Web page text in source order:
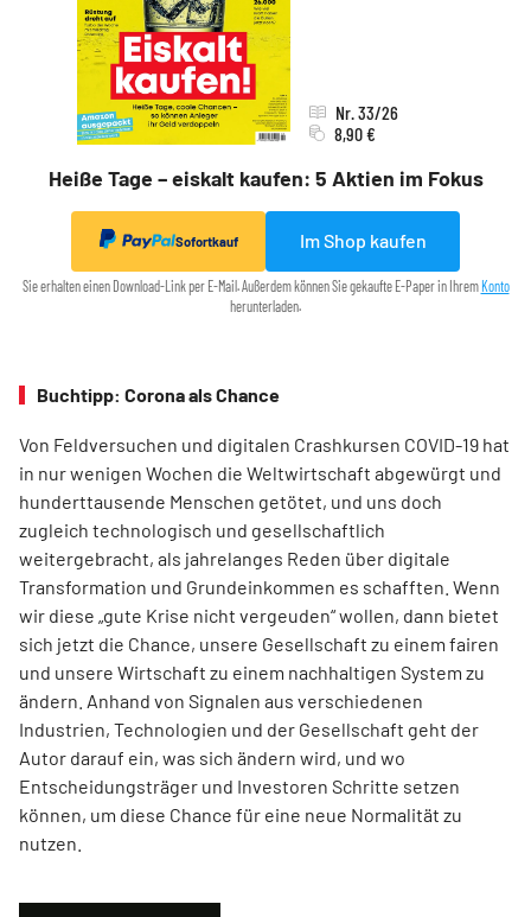
Heiße Tage – eiskalt kaufen: 5 Aktien im Fokus
Nr. 33/26
8,90 €
Sofortkauf Im Shop kaufen
Sie erhalten einen Download-Link per E-Mail. Außerdem können Sie gekaufte E-Paper in IhremKonto
herunterladen.
Buchtipp: Corona als Chance
Von Feldversuchen und digitalen Crashkursen COVID-19 hat
in nur wenigen Wochen die Weltwirtschaft abgewürgt und
hunderttausende Menschen getötet, und uns doch
zugleich technologisch und gesellschaftlich
weitergebracht, als jahrelanges Reden über digitale
Transformation und Grundeinkommen es schafften. Wenn
wir diese „gute Krise nicht vergeuden“ wollen, dann bietet
sich jetzt die Chance, unsere Gesellschaft zu einem fairen
und unsere Wirtschaft zu einem nachhaltigen System zu
ändern. Anhand von Signalen aus verschiedenen
Industrien, Technologien und der Gesellschaft geht der
Autor darauf ein, was sich ändern wird, und wo
Entscheidungsträger und Investoren Schritte setzen
können, um diese Chance für eine neue Normalität zu
nutzen.